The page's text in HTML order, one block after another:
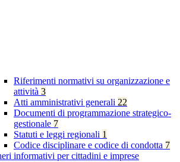
Riferimenti normativi su organizzazione e
attività 3
Atti amministrativi generali 22
Documenti di programmazione strategico-
gestionale 7
Statuti e leggi regionali 1
Codice disciplinare e codice di condotta 7
informativi per cittadini e imprese